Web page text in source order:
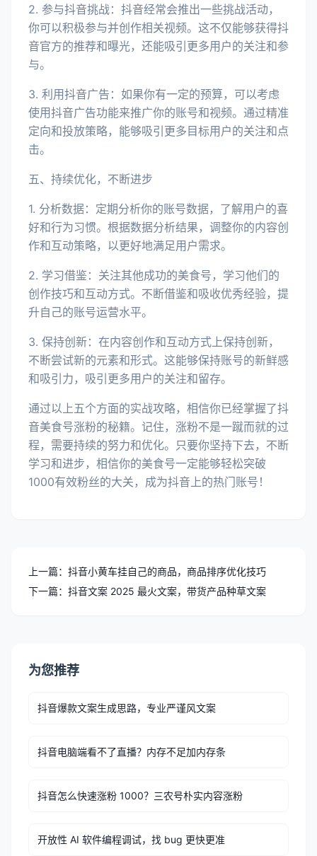
2. 参与抖音挑战：抖音经常会推出一些挑战活动，
你可以积极参与并创作相关视频。这不仅能够获得抖
音官方的推荐和曝光，还能吸引更多用户的关注和参
与。
3. 利用抖音广告：如果你有一定的预算，可以考虑
使用抖音广告功能来推广你的账号和视频。通过精准
定向和投放策略，能够吸引更多目标用户的关注和点
击。
五、持续优化，不断进步
1. 分析数据：定期分析你的账号数据，了解用户的喜
好和行为习惯。根据数据分析结果，调整你的内容创
作和互动策略，以更好地满足用户需求。
2. 学习借鉴：关注其他成功的美食号，学习他们的
创作技巧和互动方式。不断借鉴和吸收优秀经验，提
升自己的账号运营水平。
3. 保持创新：在内容创作和互动方式上保持创新，
不断尝试新的元素和形式。这能够保持账号的新鲜感
和吸引力，吸引更多用户的关注和留存。
通过以上五个方面的实战攻略，相信你已经掌握了抖
音美食号涨粉的秘籍。记住，涨粉不是一蹴而就的过
程，需要持续的努力和优化。只要你坚持下去，不断
学习和进步，相信你的美食号一定能够轻松突破
1000有效粉丝的大关，成为抖音上的热门账号！
上一篇：抖音小黄车挂自己的商品，商品排序优化技巧
下一篇：抖音文案 2025 最火文案，带货产品种草文案
为您推荐
抖音爆款文案生成思路，专业严谨风文案
抖音电脑端看不了直播？内存不足加内存条
抖音怎么快速涨粉 1000？三农号朴实内容涨粉
开放性 AI 软件编程调试，找 bug 更快更准